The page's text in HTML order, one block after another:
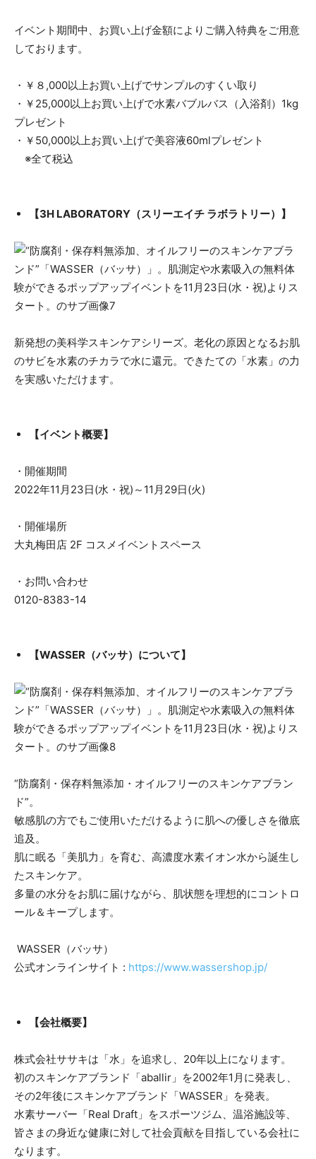
イベント期間中、お買い上げ金額によりご購入特典をご用意
しております。
・￥８,000以上お買い上げでサンプルのすくい取り
・￥25,000以上お買い上げで水素バブルバス（入浴剤）1kg
プレゼント
・￥50,000以上お買い上げで美容液60mlプレゼント
※全て税込
【3H LABORATORY（スリーエイチ ラボラトリー）】
新発想の美科学スキンケアシリーズ。老化の原因となるお肌
のサビを水素のチカラで水に還元。できたての「水素」の力
を実感いただけます。
【イベント概要】
・開催期間
2022年11月23日(水・祝)～11月29日(火)
・開催場所
大丸梅田店 2F コスメイベントスペース
・お問い合わせ
0120-8383-14
​【WASSER（バッサ）について】
“防腐剤・保存料無添加・オイルフリーのスキンケアブラン
ド”。
敏感肌の方でもご使用いただけるように肌への優しさを徹底
追及。
肌に眠る「美肌力」を育む、高濃度水素イオン水から誕生し
たスキンケア。
多量の水分をお肌に届けながら、肌状態を理想的にコントロ
ール＆キープします。
WASSER（バッサ）
公式オンラインサイト : https://www.wassershop.jp/
【会社概要】
株式会社ササキは「水」を追求し、20年以上になります。
初のスキンケアブランド「aballir」を2002年1月に発表し、
その2年後にスキンケアブランド「WASSER」を発表。
水素サーバー「Real Draft」をスポーツジム、温浴施設等、
皆さまの身近な健康に対して社会貢献を目指している会社に
なります。